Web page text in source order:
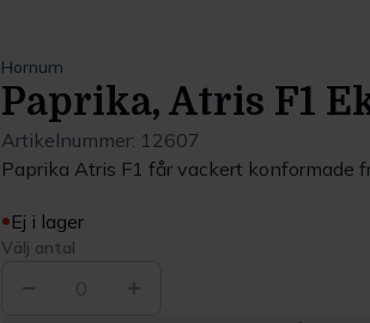
Hornum
Paprika, Atris F1
Artikelnummer: 12607
Paprika Atris F1 får vackert konformade
Ej i lager
Välj antal
0